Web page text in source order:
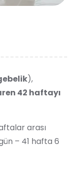
),
42 haftayı
arası
– 41 hafta 6